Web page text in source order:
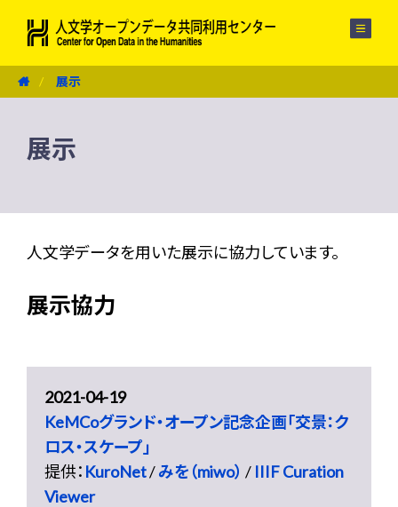
展示
展示
人文学データを用いた展示に協力しています。
展示協力
2021-04-19
KeMCoグランド・オープン記念企画「交景：ク
ロス・スケープ」
提供： KuroNet/みを（miwo） / IIIF Curation
Viewer